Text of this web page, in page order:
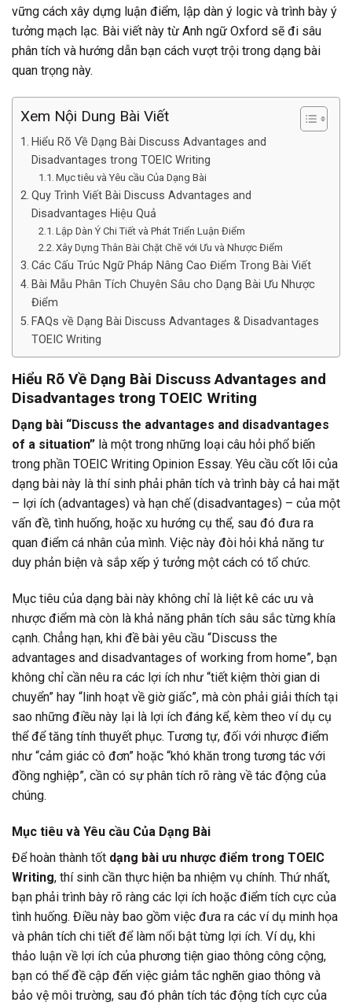
vững cách xây dựng luận điểm, lập dàn ý logic và trình bày ý
tưởng mạch lạc. Bài viết này từ Anh ngữ Oxford sẽ đi sâu
phân tích và hướng dẫn bạn cách vượt trội trong dạng bài
quan trọng này.
Xem Nội Dung Bài Viết
Hiểu Rõ Về Dạng Bài Discuss Advantages and
Disadvantages trong TOEIC Writing
Mục tiêu và Yêu cầu Của Dạng Bài
Quy Trình Viết Bài Discuss Advantages and
Disadvantages Hiệu Quả
Lập Dàn Ý Chi Tiết và Phát Triển Luận Điểm
Xây Dựng Thân Bài Chặt Chẽ với Ưu và Nhược Điểm
Các Cấu Trúc Ngữ Pháp Nâng Cao Điểm Trong Bài Viết
Bài Mẫu Phân Tích Chuyên Sâu cho Dạng Bài Ưu Nhược
Điểm
FAQs về Dạng Bài Discuss Advantages & Disadvantages
TOEIC Writing
Hiểu Rõ Về Dạng Bài Discuss Advantages and
Disadvantages trong TOEIC Writing
Dạng bài “Discuss the advantages and disadvantages
of a situation” là một trong những loại câu hỏi phổ biến
trong phần TOEIC Writing Opinion Essay. Yêu cầu cốt lõi của
dạng bài này là thí sinh phải phân tích và trình bày cả hai mặt
– lợi ích (advantages) và hạn chế (disadvantages) – của một
vấn đề, tình huống, hoặc xu hướng cụ thể, sau đó đưa ra
quan điểm cá nhân của mình. Việc này đòi hỏi khả năng tư
duy phản biện và sắp xếp ý tưởng một cách có tổ chức.
Mục tiêu của dạng bài này không chỉ là liệt kê các ưu và
nhược điểm mà còn là khả năng phân tích sâu sắc từng khía
cạnh. Chẳng hạn, khi đề bài yêu cầu “Discuss the
advantages and disadvantages of working from home”, bạn
không chỉ cần nêu ra các lợi ích như “tiết kiệm thời gian di
chuyển” hay “linh hoạt về giờ giấc”, mà còn phải giải thích tại
sao những điều này lại là lợi ích đáng kể, kèm theo ví dụ cụ
thể để tăng tính thuyết phục. Tương tự, đối với nhược điểm
như “cảm giác cô đơn” hoặc “khó khăn trong tương tác với
đồng nghiệp”, cần có sự phân tích rõ ràng về tác động của
chúng.
Mục tiêu và Yêu cầu Của Dạng Bài
Để hoàn thành tốt dạng bài ưu nhược điểm trong TOEIC
Writing, thí sinh cần thực hiện ba nhiệm vụ chính. Thứ nhất,
bạn phải trình bày rõ ràng các lợi ích hoặc điểm tích cực của
tình huống. Điều này bao gồm việc đưa ra các ví dụ minh họa
và phân tích chi tiết để làm nổi bật từng lợi ích. Ví dụ, khi
thảo luận về lợi ích của phương tiện giao thông công cộng,
bạn có thể đề cập đến việc giảm tắc nghẽn giao thông và
bảo vệ môi trường, sau đó phân tích tác động tích cực của